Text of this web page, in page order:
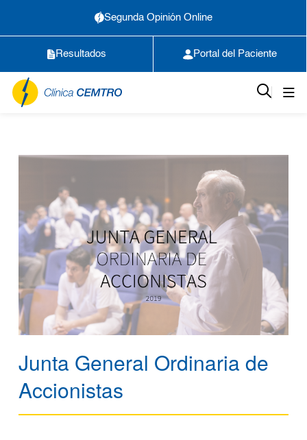
Segunda Opinión Online
Resultados Portal del Paciente
Junta General Ordinaria de
Accionistas